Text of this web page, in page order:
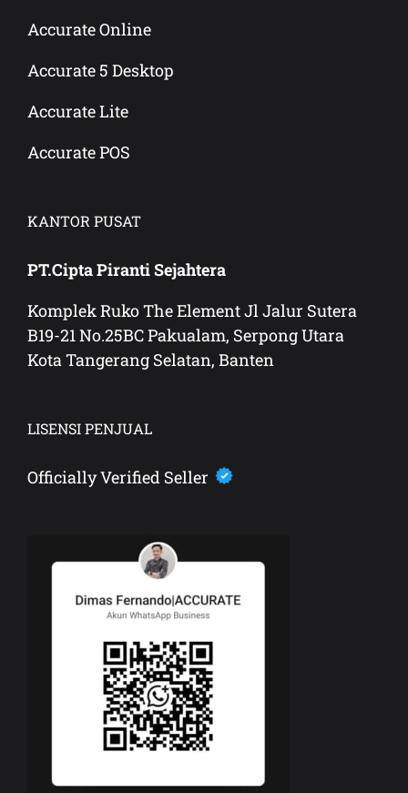
Accurate Online
Accurate 5 Desktop
Accurate Lite
Accurate POS
KANTOR PUSAT
PT.Cipta Piranti Sejahtera
Komplek Ruko The Element Jl Jalur Sutera
B19-21 No.25BC Pakualam, Serpong Utara
Kota Tangerang Selatan, Banten
LISENSI PENJUAL
Officially Verified Seller